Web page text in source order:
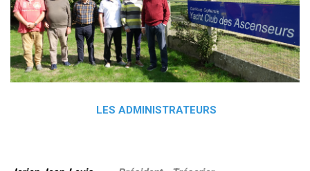
LES ADMINISTRATEURS